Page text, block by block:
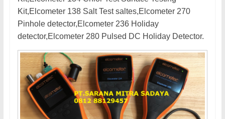
Kit,Elcometer 138 Salt Test saltes,Elcometer 270
Pinhole detector,Elcometer 236 Holiday
detector,Elcometer 280 Pulsed DC Holiday Detector.